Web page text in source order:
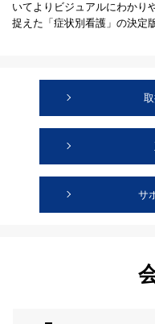
いてよりビジュアルにわかり
捉えた「症状別看護」の決定
サ